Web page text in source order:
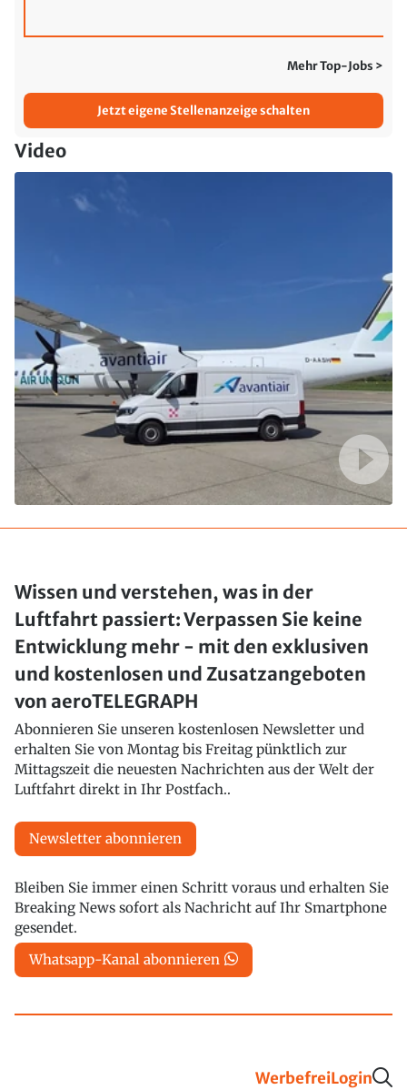
Mehr Top-Jobs >
Jetzt eigene Stellenanzeige schalten
Video
Wissen und verstehen, was in der
Luftfahrt passiert: Verpassen Sie keine
Entwicklung mehr - mit den exklusiven
und kostenlosen und Zusatzangeboten
von aeroTELEGRAPH
Abonnieren Sie unseren kostenlosen Newsletter und
erhalten Sie von Montag bis Freitag pünktlich zur
Mittagszeit die neuesten Nachrichten aus der Welt der
Luftfahrt direkt in Ihr Postfach..
Newsletter abonnieren
Bleiben Sie immer einen Schritt voraus und erhalten Sie
Breaking News sofort als Nachricht auf Ihr Smartphone
gesendet.
Whatsapp-Kanal abonnieren
WerbefreiLogin